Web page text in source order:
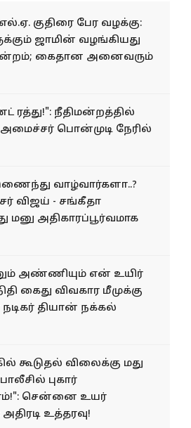
எம்.எல்.ஏ. குதிரை பேர
14வது நபருக்கும்
வழங்கியது உயர்
ரத்து!": நீதிமன்றத்தில்
பொன்முடி நேரில்
வாழ்வார்களா..?
விஜய் - சங்கீதா
மனு அதிகாரப்பூர்வமாக
அண்ணியும் என் உயிர்
கைது விவகார மீமுக்கு
தியான் நக்கல்
கூடுதல் விலைக்கு மது
புகார்
சென்னை உயர்